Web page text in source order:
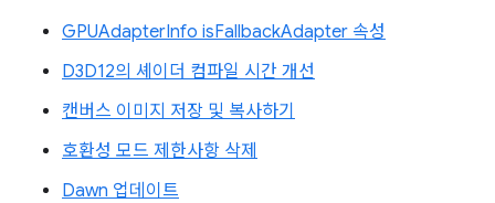
GPUAdapterInfo isFallbackAdapter 속성
D3D12의 셰이더 컴파일 시간 개선
캔버스 이미지 저장 및 복사하기
호환성 모드 제한사항 삭제
Dawn 업데이트